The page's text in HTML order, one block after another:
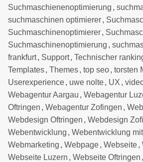
Suchmaschienenoptimierung ,
suchmaschinen optimierer,
Suchmaschinenoptimierer,
Suchmaschinenoptimierung ,
frankfurt, Support, Technischer
Templates, Themes, top seo, torsten
Userexperience, uwe nolte, UX ,
Webagentur Aargau , Webagentur
Oftringen , Webagentur Zofingen ,
Webdesign Oftringen , Webdesign
Webentwicklung , Webentwicklung
Webmarketing , Webpage, Webseite,
Webseite Luzern , Webseite Oftringen ,